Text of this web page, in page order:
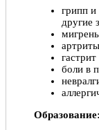
Давид,грипп
другие
боли в
Образование: